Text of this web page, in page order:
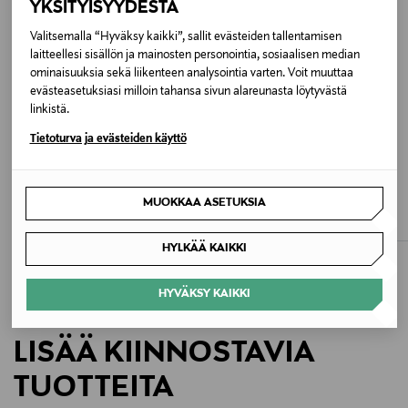
YKSITYISYYDESTÄ
Valitsemalla “Hyväksy kaikki”, sallit evästeiden tallentamisen
laitteellesi sisällön ja mainosten personointia, sosiaalisen median
ominaisuuksia sekä liikenteen analysointia varten. Voit muuttaa
evästeasetuksiasi milloin tahansa sivun alareunasta löytyvästä
linkistä.
Tietoturva ja evästeiden käyttö
MUOKKAA ASETUKSIA
HYLKÄÄ KAIKKI
HYVÄKSY KAIKKI
Hoito-ohjeet
Puhdistus kuivalla liinalla. Suojaa kosteudelta.
Väri
A340 BLACK-COGNAC
Valmistajan tuotenumero
HB5130/127
LONGCHAMP
Le Foulonné S -olkalaukku
COACH
Jonie-olkalaukku
LISÄÄ KIINNOSTAVIA
TUOTTEITA